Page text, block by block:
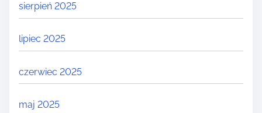
sierpień 2025
lipiec 2025
czerwiec 2025
maj 2025